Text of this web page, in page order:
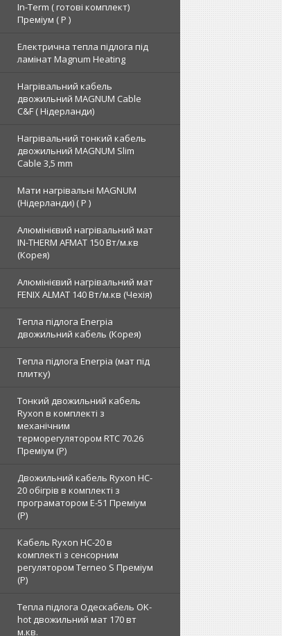
In-Term ( готові комплект)
Преміум ( Р )
Електрична тепла підлога під
ламінат Magnum Heating
Нагрівальний кабель
двожильний MAGNUM Cable
C&F ( Нідерланди)
Нагрівальний тонкий кабель
двожильний MAGNUM Slim
Cable 3,5 mm
Мати нагрівальні MAGNUM
(Нідерланди) ( Р )
Алюмінієвий нагрівальний мат
IN-THERM AFMAT 150 Вт/м.кв
(Корея)
Алюмінієвий нагрівальний мат
FENIX ALMAT 140 Вт/м.кв (Чехія)
Тепла підлога Enerpia
двожильний кабель (Корея)
Тепла підлога Enerpia (мат під
плитку)
Тонкий двожильний кабель
Ryxon в комплекті з
механічним
терморегулятором RTC 70.26
Преміум (Р)
Двожильний кабель Ryxon HC-
20 обігрів в комплекті з
програматором E-51 Преміум
(Р)
Кабель Ryxon HC-20 в
комплекті з сенсорним
регулятором Terneo S Преміум
(Р)
Тепла підлога Одескабель OK-
hot двожильний мат 170 вт
м.кв.